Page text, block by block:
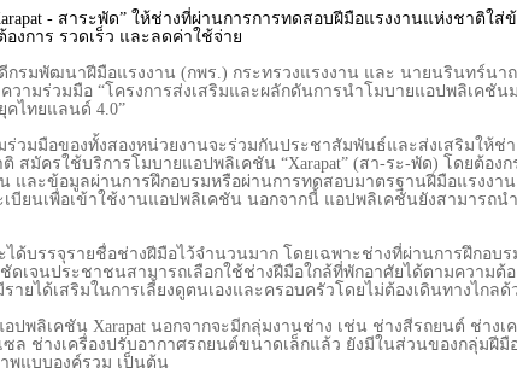
- สาระพัด” ให้ช่างที่ผ่านการการทดสอบฝีมือแรงงานแห่งชาติใ
งการ รวดเร็ว และลดค่าใช้จ่าย
มพัฒนาฝีมือแรงงาน (กพร.) กระทรวงแรงงาน และ นายนรินทร์นา
วามร่วมมือ “โครงการส่งเสริมและผลักดันการนำโมบายแอปพลิเคชัน
คไทยแลนด์ 4.0”
มือของทั้งสองหน่วยงานจะร่วมกันประชาสัมพันธ์และส่งเสริมให้ช่า
สมัครใช้บริการโมบายแอปพลิเคชัน “Xarapat” (สา-ระ-พัด) โดยต้อ
และข้อมูลผ่านการฝึกอบรมหรือผ่านการทดสอบมาตรฐานฝีมือแรงงา
เบียนเพื่อเข้าใช้งานแอปพลิเคชัน นอกจากนี้ แอปพลิเคชันยังสามารถ
บรรจุรายชื่อช่างฝีมือไว้จำนวนมาก โดยเฉพาะช่างที่ผ่านการฝึกอบ
เจนประชาชนสามารถเลือกใช้ช่างฝีมือใกล้ที่พักอาศัยได้ตามความต้
ายได้เสริมในการเลี้ยงดูตนเองและครอบครัวโดยไม่ต้องเดินทางไกล
ลิเคชัน Xarapat นอกจากจะมีกลุ่มงานช่าง เช่น ช่างสีรถยนต์ ช่างเ
ล ช่างเครื่องปรับอากาศรถยนต์ขนาดเล็กแล้ว ยังมีในส่วนของกลุ่มฝี
พแบบองค์รวม เป็นต้น